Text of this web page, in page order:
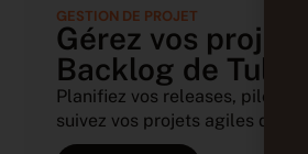
GESTION DE PROJET
Gérez vos projets
Backlog de Tuleap
Planifiez vos releases, pilotez
suivez vos projets agiles depuis